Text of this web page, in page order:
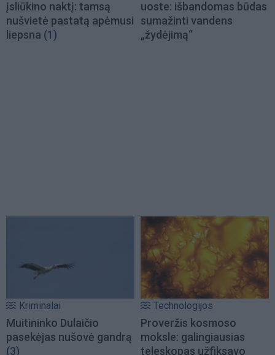
įsliūkino naktį: tamsą
nušvietė pastatą apėmusi
liepsna (1)
uoste: išbandomas būdas
sumažinti vandens
„žydėjimą“
Kriminalai
Muitininko Dulaičio
pasekėjas nušovė gandrą
(3)
Technologijos
Proveržis kosmoso
moksle: galingiausias
teleskopas užfiksavo